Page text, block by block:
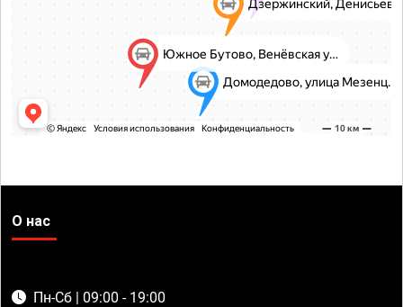
О нас
Пн-Сб | 09:00 - 19:00